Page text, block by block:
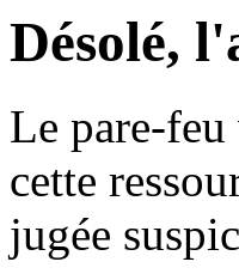
Désolé,
Le pare-
cette
jugée